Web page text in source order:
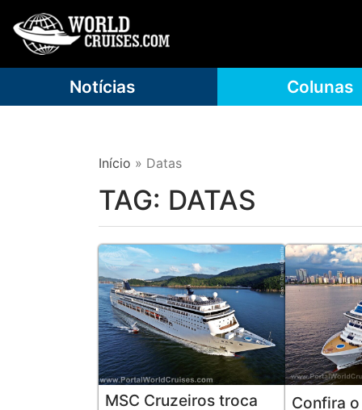
Notícias Colunas
Início » Datas
TAG: DATAS
MSC Cruzeiros troca
Confira